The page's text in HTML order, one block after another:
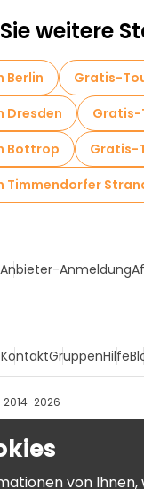
weitere
Berlin Gratis-
Dresden
Gratis-
Bottrop
Gratis-
Timmendorfer
Anbieter-Anmeldung
KontaktGruppenHilfe
2026
von